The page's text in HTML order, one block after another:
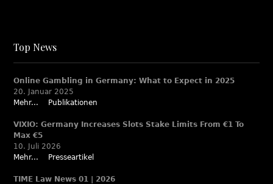
Top News
Online Gambling in Germany: What to Expect in 2025
20. Januar 2025
Mehr...
Publikationen
VIXIO: Germany Increases Slots Stake Limits From €1 To
Max €5
10. Juli 2026
Mehr...
Presseartikel
TIME Law News 01 | 2026